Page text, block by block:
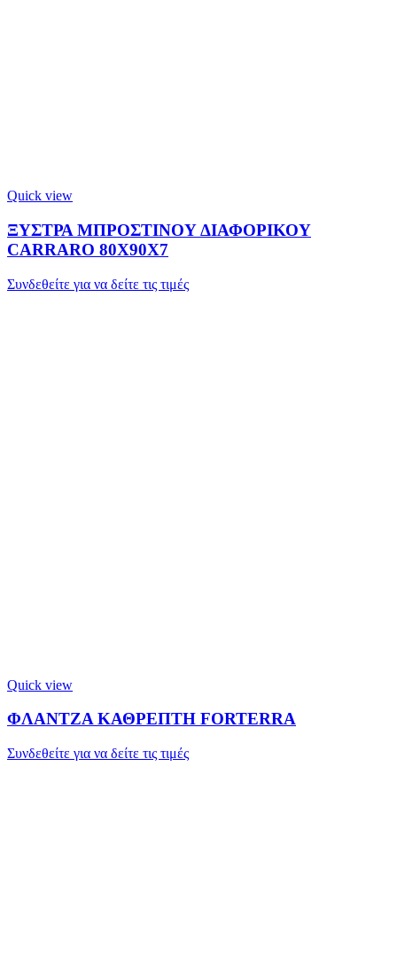
Quick view
ΞΥΣΤΡΑ ΜΠΡΟΣΤΙΝΟΥ ΔΙΑΦΟΡΙΚΟΥ
CARRARO 80X90X7
Συνδεθείτε για να δείτε τις τιμές
Quick view
ΦΛΑΝΤΖΑ ΚΑΘΡΕΠΤΗ FORTERRA
Συνδεθείτε για να δείτε τις τιμές